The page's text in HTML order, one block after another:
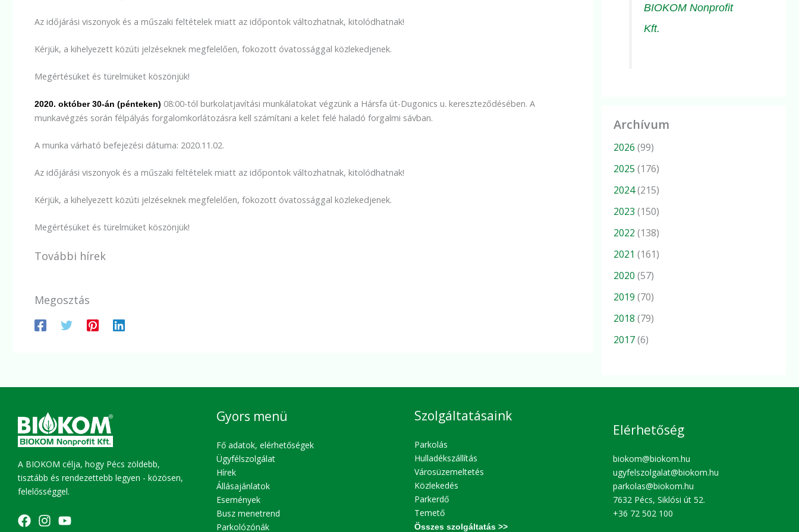
Az időjárási viszonyok és a műszaki feltételek miatt az időpontok változhatnak, kitolódhatnak!
Kérjük, a kihelyezett közúti jelzéseknek megfelelően, fokozott óvatossággal közlekedjenek.
Megértésüket és türelmüket köszönjük!
2020. október 30-án (pénteken) 08:00-tól burkolatjavítási munkálatokat végzünk a Hársfa út-Dugonics u. kereszteződésében. A
munkavégzés során félpályás forgalomkorlátozásra kell számítani a kelet felé haladó forgalmi sávban.
A munka várható befejezési dátuma: 2020.11.02.
Az időjárási viszonyok és a műszaki feltételek miatt az időpontok változhatnak, kitolódhatnak!
Kérjük, a kihelyezett közúti jelzéseknek megfelelően, fokozott óvatossággal közlekedjenek.
Megértésüket és türelmüket köszönjük!
További hírek
Megosztás
BIOKOM Nonprofit
Kft.
Archívum
2026 (99)
2025 (176)
2024(215)
2023 (150)
2022 (138)
2021 (161)
2020 (57)
2019 (70)
2018 (79)
2017(6)
A BIOKOM célja, hogy Pécs zöldebb,
tisztább és rendezettebb legyen - közösen,
felelősséggel.
Gyors menü
Fő adatok, elérhetőségek
Ügyfélszolgálat
Hírek
Állásajánlatok
Események
Busz menetrend
Parkolózónák
Szolgáltatásaink
Parkolás
Hulladékszállítás
Városüzemeltetés
Közlekedés
Parkerdő
Temető
Összes szolgáltatás >>
Elérhetőség
biokom@biokom.hu
ugyfelszolgalat@biokom.hu
parkolas@biokom.hu
7632 Pécs, Siklósi út 52.
+36 72 502 100